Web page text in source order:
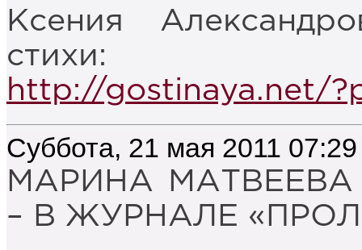
Ксения
стихи:
http://gostinaya.net/
Суббота, 21 мая 2011 07:29
МАРИНА
– В ЖУРНАЛЕ